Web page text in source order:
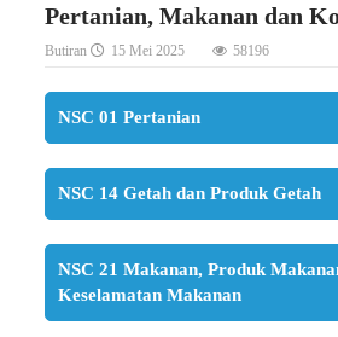
Pertanian, Makanan dan
Butiran 15 Mei 2025 58196
NSC 01 Pertanian
NSC 14 Getah dan Produk Getah
NSC 21 Makanan, Produk
Keselamatan Makanan